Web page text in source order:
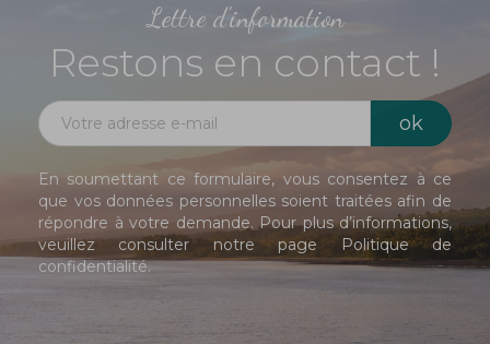
Lettre d'information
Restons en contact !
En soumettant ce formulaire, vous consentez à ce
que vos données personnelles soient traitées afin de
répondre à votre demande. Pour plus d’informations,
veuillez consulter notre page Politique de
confidentialité.